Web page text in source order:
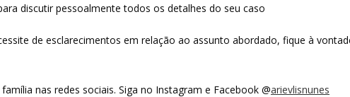
discutir pessoalmente todos os detalhes do seu caso
de esclarecimentos em relação ao assunto abordado, fique à
nas redes sociais. Siga no Instagram e Facebook @arievlisnunes